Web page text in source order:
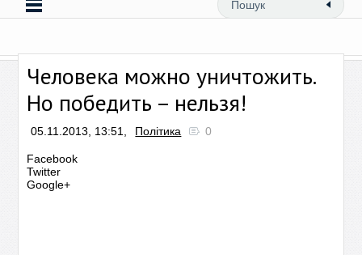
Человека можно уничтожить.
Но победить – нельзя!
05.11.2013, 13:51, Політика 0
Facebook
Twitter
Google+